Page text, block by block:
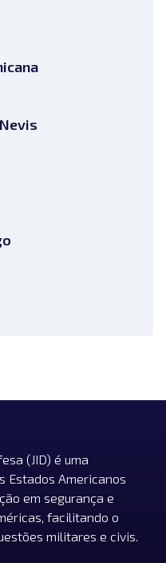
(JID) é uma
Estados Americanos
em segurança e
facilitando o
militares e civis.